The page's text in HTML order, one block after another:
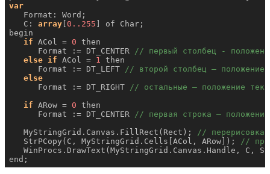
var
   Format: Word;
   C:
array[0. .255 ] of Char;
begin
if ACol = 0 then
      Format := DT_CENTER
// первый столбец -
else
if ACol = 1
then
      Format := DT_LEFT
// второй столбец – положение
else
      Format := DT_RIGHT
// остальные – положение
if ARow = 0 then
      Format := DT_CENTER
// первая строка –
   MyStringGrid.Canvas.FillRect(Rect);
// перерисовка
   StrPCopy(C, MyStringGrid.Cells[ACol, ARow]);
//
WinProcs.DrawText(MyStringGrid.Canvas.Handle, C,
end;